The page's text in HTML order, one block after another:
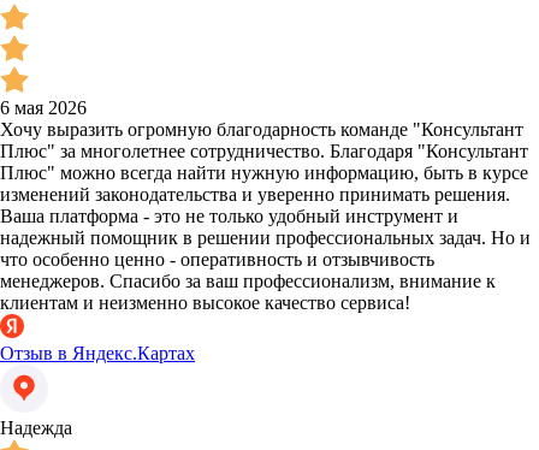
6 мая 2026
Хочу выразить огромную благодарность команде "Консультант
Плюс" за многолетнее сотрудничество. Благодаря "Консультант
Плюс" можно всегда найти нужную информацию, быть в курсе
изменений законодательства и уверенно принимать решения.
Ваша платформа - это не только удобный инструмент и
надежный помощник в решении профессиональных задач. Но и
что особенно ценно - оперативность и отзывчивость
менеджеров. Спасибо за ваш профессионализм, внимание к
клиентам и неизменно высокое качество сервиса!
Отзыв в Яндекс.Картах
Надежда